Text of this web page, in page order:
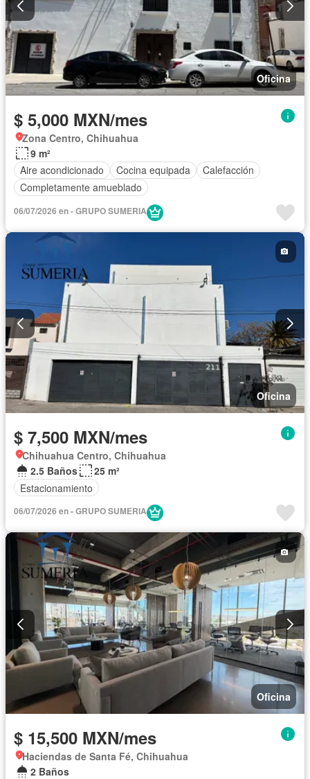
Oficina
$ 5,000 MXN/mes
Zona Centro, Chihuahua
9 m²
Aire acondicionado
Cocina equipada
Calefacción
Completamente amueblado
06/07/2026 en - GRUPO SUMERIA
Oficina
$ 7,500 MXN/mes
Chihuahua Centro, Chihuahua
2.5 Baños
25 m²
Estacionamiento
06/07/2026 en - GRUPO SUMERIA
Oficina
$ 15,500 MXN/mes
Haciendas de Santa Fé, Chihuahua
2 Baños